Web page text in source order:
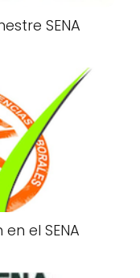
SENA
el SENA